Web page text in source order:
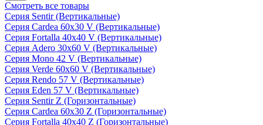
Смотреть все товары
Серия Sentir (Вертикальные)
Серия Cardea 60х30 V (Вертикальные)
Серия Fortalla 40х40 V (Вертикальные)
Серия Adero 30х60 V (Вертикальные)
Серия Mono 42 V (Вертикальные)
Серия Verde 60х60 V (Вертикальные)
Серия Rendo 57 V (Вертикальные)
Серия Eden 57 V (Вертикальные)
Серия Sentir Z (Горизонтальные)
Серия Cardea 60х30 Z (Горизонтальные)
Серия Fortalla 40х40 Z (Горизонтальные)